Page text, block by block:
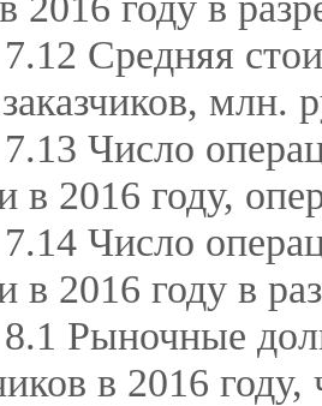
Средняя
заказчиков, млн.
Число
в 2016 году,
Число
в 2016 году в
Рыночные
в 2016